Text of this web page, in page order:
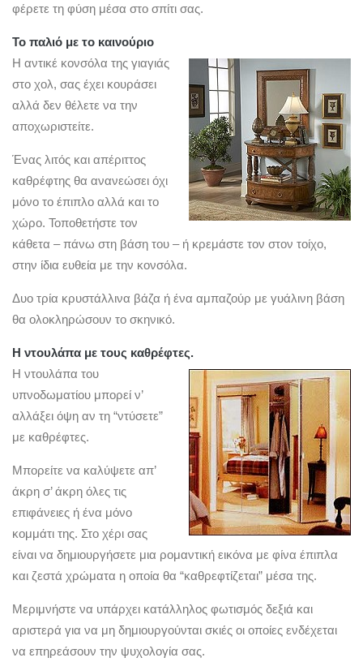
φέρετε τη φύση μέσα στο σπίτι σας.
Το παλιό με το καινούριο
Η αντικέ κονσόλα της γιαγιάς
στο χολ, σας έχει κουράσει
αλλά δεν θέλετε να την
αποχωριστείτε.
Ένας λιτός και απέριττος
καθρέφτης θα ανανεώσει όχι
μόνο το έπιπλο αλλά και το
χώρο. Τοποθετήστε τον
κάθετα – πάνω στη βάση του – ή κρεμάστε τον στον τοίχο,
στην ίδια ευθεία με την κονσόλα.
Δυο τρία κρυστάλλινα βάζα ή ένα αμπαζούρ με γυάλινη βάση
θα ολοκληρώσουν το σκηνικό.
Η ντουλάπα με τους καθρέφτες.
Η ντουλάπα του
υπνοδωματίου μπορεί ν’
αλλάξει όψη αν τη “ντύσετε”
με καθρέφτες.
Μπορείτε να καλύψετε απ’
άκρη σ’ άκρη όλες τις
επιφάνειες ή ένα μόνο
κομμάτι της. Στο χέρι σας
είναι να δημιουργήσετε μια ρομαντική εικόνα με φίνα έπιπλα
και ζεστά χρώματα η οποία θα “καθρεφτίζεται” μέσα της.
Μεριμνήστε να υπάρχει κατάλληλος φωτισμός δεξιά και
αριστερά για να μη δημιουργούνται σκιές οι οποίες ενδέχεται
να επηρεάσουν την ψυχολογία σας.